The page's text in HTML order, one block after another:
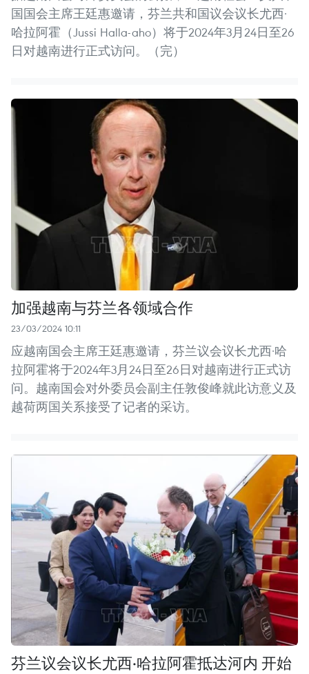
国国会主席王廷惠邀请，芬兰共和国议会议长尤西·
哈拉阿霍（Jussi Halla-aho）将于2024年3月24日至26
日对越南进行正式访问。（完）
加强越南与芬兰各领域合作
23/03/2024 10:11
应越南国会主席王廷惠邀请，芬兰议会议长尤西·哈
拉阿霍将于2024年3月24日至26日对越南进行正式访
问。越南国会对外委员会副主任敦俊峰就此访意义及
越荷两国关系接受了记者的采访。
芬兰议会议长尤西·哈拉阿霍抵达河内 开始